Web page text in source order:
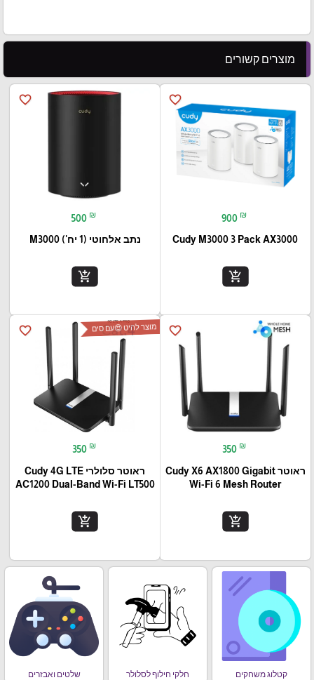
מוצרים קשורים
favorite_border
900 ₪
Cudy M3000 3 Pack AX3000
add_shopping_cart
favorite_border
500 ₪
נתב אלחוטי (1 יח') M3000
add_shopping_cart
favorite_border
350 ₪
ראוטר Cudy X6 AX1800 Gigabit
Wi-Fi 6 Mesh Router
add_shopping_cart
favorite_border מוצר להיט 😍עם סים
350 ₪
ראוטר סלולרי Cudy 4G LTE
AC1200 Dual-Band Wi-Fi LT500
add_shopping_cart
קטלוג משחקים חלקי חילוף לסלולר שלטים ואבזרים